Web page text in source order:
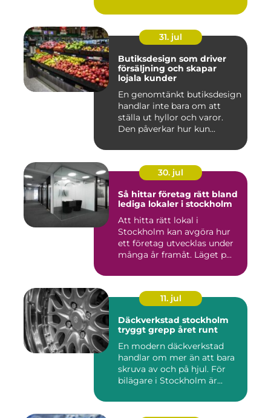
31. jul
Butiksdesign som driver
försäljning och skapar
lojala kunder
En genomtänkt butiksdesign
handlar inte bara om att
ställa ut hyllor och varor.
Den påverkar hur kun...
30. jul
Så hittar företag rätt bland
lediga lokaler i stockholm
Att hitta rätt lokal i
Stockholm kan avgöra hur
ett företag utvecklas under
många år framåt. Läget p...
11. jul
Däckverkstad stockholm
tryggt grepp året runt
En modern däckverkstad
handlar om mer än att bara
skruva av och på hjul. För
bilägare i Stockholm är...